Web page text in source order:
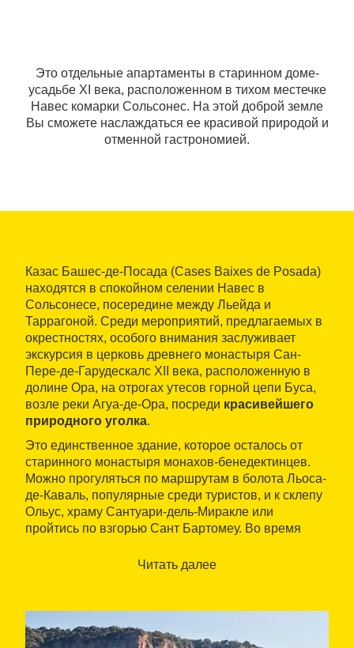
Это отдельные апартаменты в старинном доме-
усадьбе XI века, расположенном в тихом местечке
Навес комарки Сольсонес. На этой доброй земле
Вы сможете наслаждаться ее красивой природой и
отменной гастрономией.
Казас Башес-де-Посада (Cases Baixes de Posada)
находятся в спокойном селении Навес в
Сольсонесе, посередине между Льейда и
Таррагоной. Среди мероприятий, предлагаемых в
окрестностях, особого внимания заслуживает
экскурсия в церковь древнего монастыря Сан-
Пере-де-Гарудескалс XII века, расположенную в
долине Ора, на отрогах утесов горной цепи Буса,
возле реки Агуа-де-Ора, посреди красивейшего
природного уголка.
Это единственное здание, которое осталось от
старинного монастыря монахов-бенедектинцев.
Можно прогуляться по маршрутам в болота Льоса-
де-Каваль, популярные среди туристов, и к склепу
Ольус, храму Сантуари-дель-Миракле или
пройтись по взгорью Сант Бартомеу. Во время
Читать далее